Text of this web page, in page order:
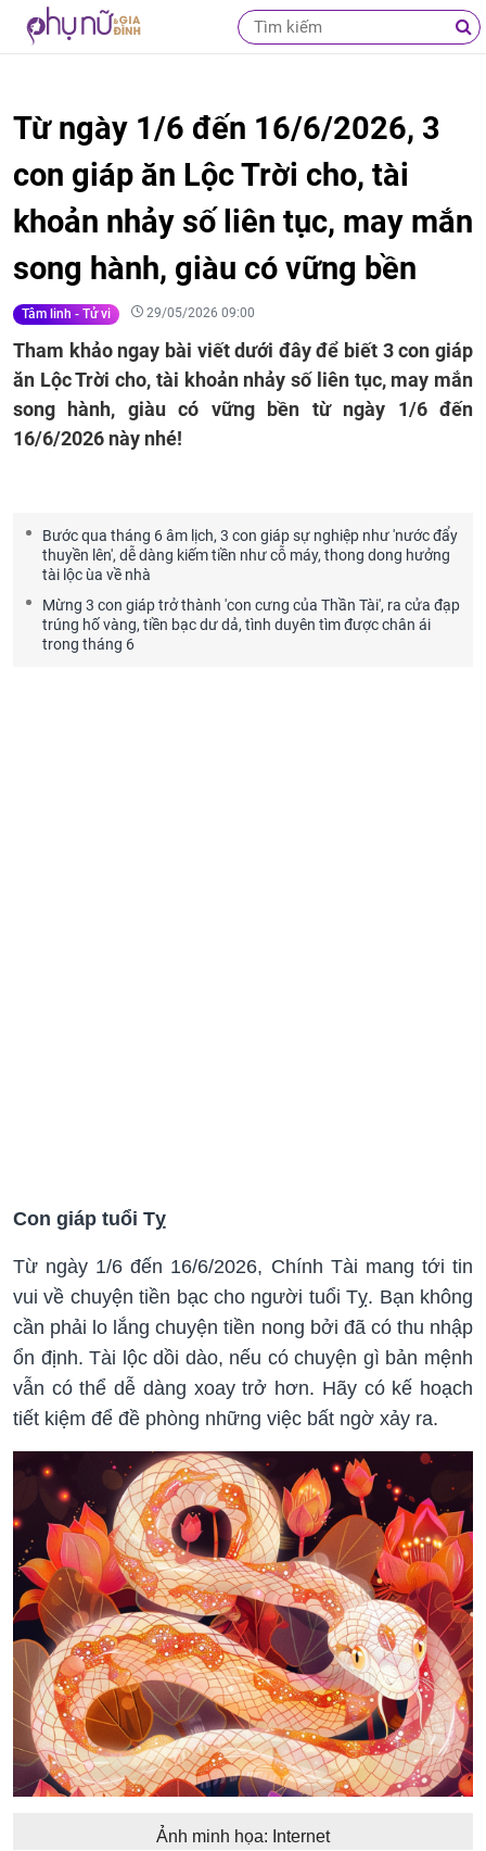
Từ ngày 1/6 đến 16/6/2026, 3
con giáp ăn Lộc Trời cho, tài
khoản nhảy số liên tục, may mắn
song hành, giàu có vững bền
Tâm linh - Tử vi 29/05/2026 09:00
Tham khảo ngay bài viết dưới đây để biết 3 con giáp
ăn Lộc Trời cho, tài khoản nhảy số liên tục, may mắn
song hành, giàu có vững bền từ ngày 1/6 đến
16/6/2026 này nhé!
Bước qua tháng 6 âm lịch, 3 con giáp sự nghiệp như 'nước đẩy
thuyền lên', dễ dàng kiếm tiền như cỗ máy, thong dong hưởng
tài lộc ùa về nhà
Mừng 3 con giáp trở thành 'con cưng của Thần Tài', ra cửa đạp
trúng hố vàng, tiền bạc dư dả, tình duyên tìm được chân ái
trong tháng 6
Con giáp tuổi Tỵ
Từ ngày 1/6 đến 16/6/2026, Chính Tài mang tới tin
vui về chuyện tiền bạc cho người tuổi Tỵ. Bạn không
cần phải lo lắng chuyện tiền nong bởi đã có thu nhập
ổn định. Tài lộc dồi dào, nếu có chuyện gì bản mệnh
vẫn có thể dễ dàng xoay trở hơn. Hãy có kế hoạch
tiết kiệm để đề phòng những việc bất ngờ xảy ra.
Ảnh minh họa: Internet